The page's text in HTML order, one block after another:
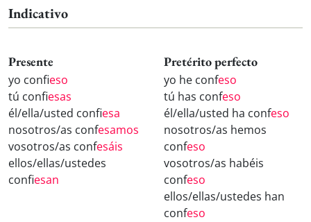
Indicativo
Presente
yo confieso
tú confiesas
él/ella/usted confiesa
nosotros/as confesamos
vosotros/as confesáis
ellos/ellas/ustedes
confiesan
Pretérito perfecto
yo he confeso
tú has confeso
él/ella/usted ha confeso
nosotros/as hemos
confeso
vosotros/as habéis
confeso
ellos/ellas/ustedes han
confeso